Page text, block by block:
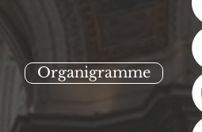
Organigramme